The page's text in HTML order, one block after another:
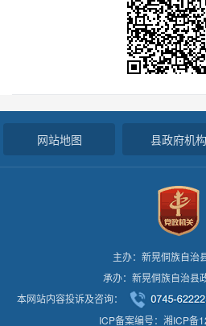
网站地图 县政府机构
主办：新晃侗族自治
承办：新晃侗族自治县
本网站内容投诉及咨询：
ICP备案编号：湘ICP备